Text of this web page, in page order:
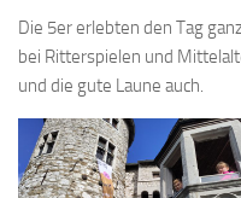
Die 5er erlebten den Tag
bei Ritterspielen und
und die gute Laune auch.